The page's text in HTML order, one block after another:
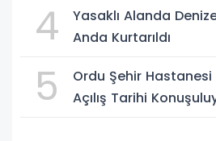
4
Yasaklı Alanda
Anda Kurtarıldı
5
Ordu Şehir Hastanesi
Açılış Tarihi